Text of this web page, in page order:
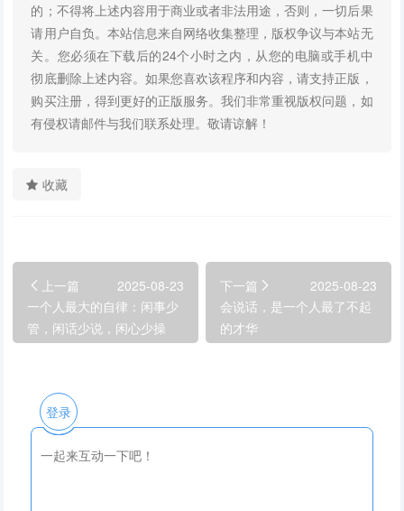
的；不得将上述内容用于商业或者非法用途，否则，一切后果
请用户自负。本站信息来自网络收集整理，版权争议与本站无
关。您必须在下载后的24个小时之内，从您的电脑或手机中
彻底删除上述内容。如果您喜欢该程序和内容，请支持正版，
购买注册，得到更好的正版服务。我们非常重视版权问题，如
有侵权请邮件与我们联系处理。敬请谅解！
收藏
上一篇
2025-08-23
一个人最大的自律：闲事少
管，闲话少说，闲心少操
下一篇
2025-08-23
会说话，是一个人最了不起
的才华
登录